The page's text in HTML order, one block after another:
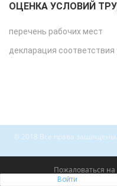
Войти
ОЦЕНКА УСЛОВИЙ
перечень рабочих мест
декларация
© 2018 Все права
Пожаловаться на